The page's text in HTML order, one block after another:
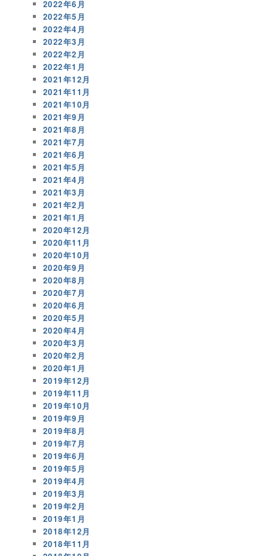
2022年6月
2022年5月
2022年4月
2022年3月
2022年2月
2022年1月
2021年12月
2021年11月
2021年10月
2021年9月
2021年8月
2021年7月
2021年6月
2021年5月
2021年4月
2021年3月
2021年2月
2021年1月
2020年12月
2020年11月
2020年10月
2020年9月
2020年8月
2020年7月
2020年6月
2020年5月
2020年4月
2020年3月
2020年2月
2020年1月
2019年12月
2019年11月
2019年10月
2019年9月
2019年8月
2019年7月
2019年6月
2019年5月
2019年4月
2019年3月
2019年2月
2019年1月
2018年12月
2018年11月